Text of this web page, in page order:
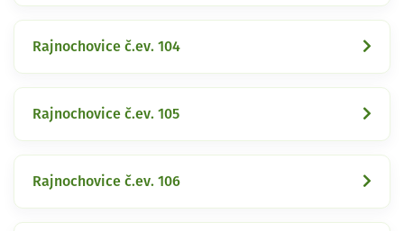
Rajnochovice č.ev. 104
Rajnochovice č.ev. 105
Rajnochovice č.ev. 106